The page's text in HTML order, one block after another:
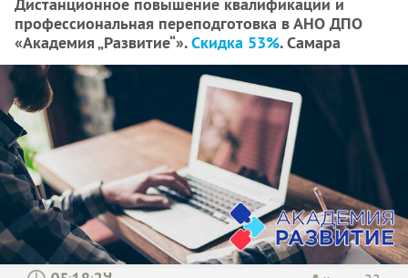
профессиональная переподготовка в АНО ДПО
«Академия „Развитие“».Скидка 53%. Самара